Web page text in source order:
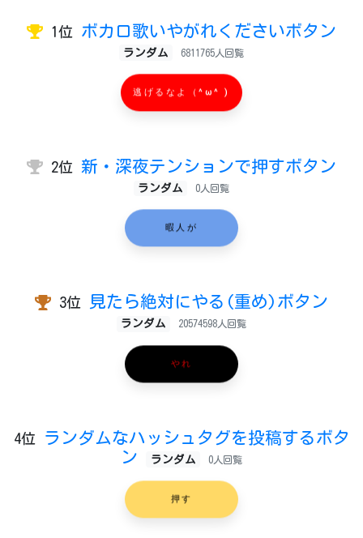
1位 ボカロ歌いやがれくださいボタン
ランダム 6811765人回覧
逃げるなよ（^ω^ )
2位 新・深夜テンションで押すボタン
ランダム 0人回覧
暇人が
3位 見たら絶対にやる(重め)ボタン
ランダム 20574598人回覧
やれ
4位
ランダムなハッシュタグを投稿するボタ
ン
ランダム 0人回覧
押す